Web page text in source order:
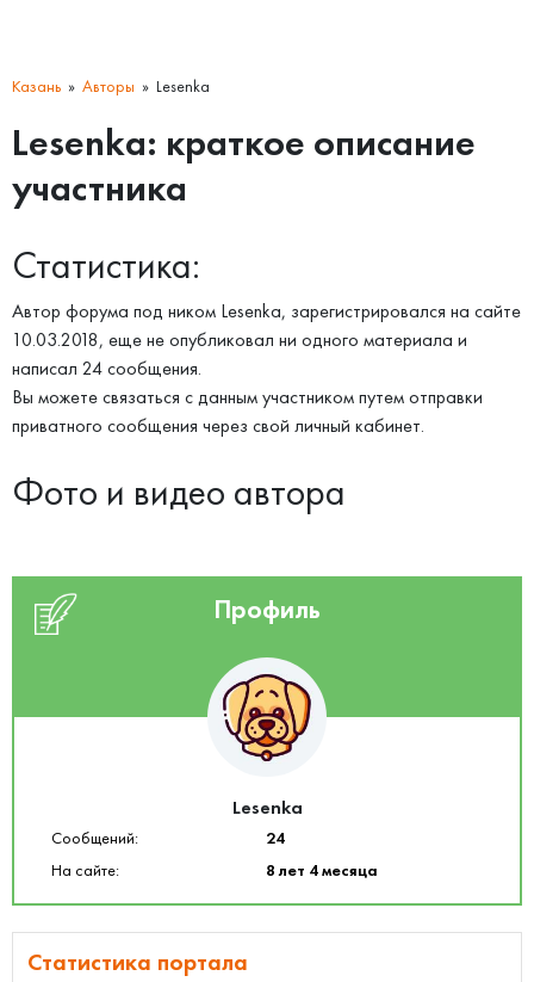
Казань Авторы Lesenka
Lesenka: краткое описание
участника
Статистика:
Автор форума под ником Lesenka, зарегистрировался на сайте
10.03.2018, еще не опубликовал ни одного материала и
написал 24 сообщения.
Вы можете связаться с данным участником путем отправки
приватного сообщения через свой личный кабинет.
Фото и видео автора
Профиль
Lesenka
Сообщений:
24
На сайте:
8 лет 4 месяца
Статистика портала